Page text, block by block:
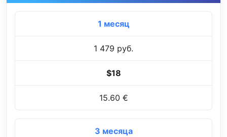
1 месяц
1 479 руб.
$18
15.60 €
3 месяца